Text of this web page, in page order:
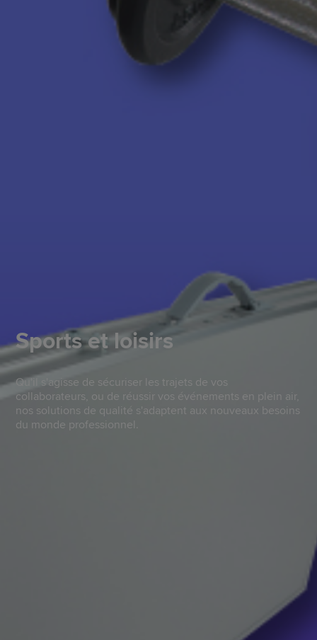
Sports et loisirs
Qu'il s'agisse de sécuriser les trajets de vos
collaborateurs, ou de réussir vos événements en plein air,
nos solutions de qualité s'adaptent aux nouveaux besoins
du monde professionnel.